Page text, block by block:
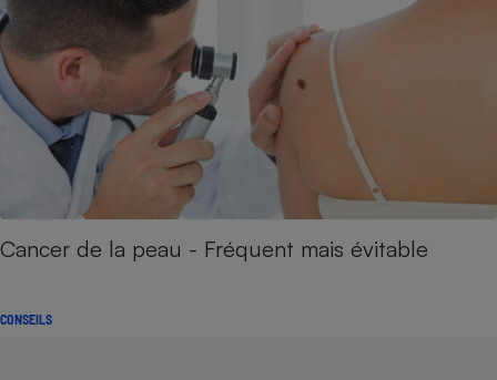
Cancer de la peau - Fréquent mais évitable
CONSEILS